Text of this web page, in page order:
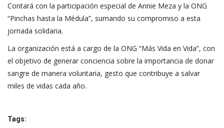
Contará con la participación especial de Annie Meza y la ONG
“Pinchas hasta la Médula”, sumando su compromiso a esta
jornada solidaria.
La organización está a cargo de la ONG “Más Vida en Vida”, con
el objetivo de generar conciencia sobre la importancia de donar
sangre de manera voluntaria, gesto que contribuye a salvar
miles de vidas cada año.
Tags: